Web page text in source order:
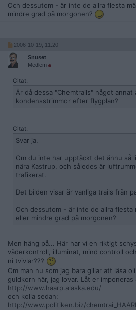
Och dessutom - är inte de allra flesta
mindre grad på morgonen?
2006-10-19, 11:20
Snuset
Medlem
Citat:
Är då dessa "Chemtrails" något annat
kondensstrimmor efter flygplan?
Citat:
Svar ja.
Om du inte har upptäckt det ännu så
nära Kastrup, och således är
trafikerat.
Det bilden visar är vanliga trails från
Och dessutom - är inte de allra flesta
eller mindre grad på morgonen?
Men häng på... Här har vi en riktigt
väderkontroll, illuminat, mind controll
ni tvivlar???
Om man nu som jag bara gillar att läsa
guldkorn här, jag lovar. Låt er imponeras
http://www.haarp.alaska.edu/
och kolla sedan:
http://www.politiken.biz/